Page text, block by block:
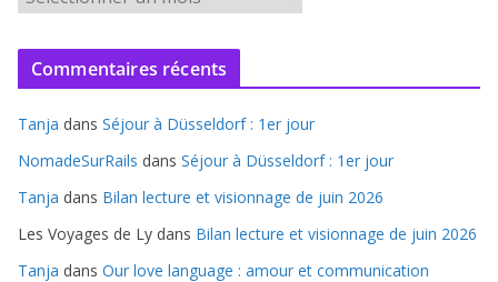
r
c
v
e
Commentaires récents
Tanja dans Séjour à Düsseldorf : 1er jour
NomadeSurRails dans Séjour à Düsseldorf : 1er jour
Tanja dans Bilan lecture et visionnage de juin 2026
Les Voyages de Ly dans Bilan lecture et visionnage de juin 2026
Tanja dans Our love language : amour et communication